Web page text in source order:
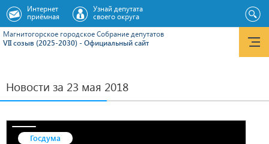
Магнитогорское городское Cобрание депутатов
VII созыв (2025-2030) - Официальный сайт
Интернет
приёмная
Узнай депутата
своего округа
Новости за 23 мая 2018
Госдума